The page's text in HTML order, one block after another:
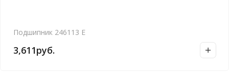
Подшипник 246113 Е
3,611руб.